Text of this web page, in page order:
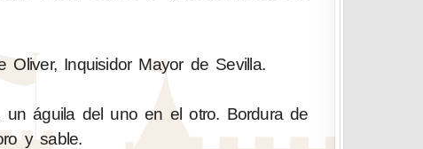
Inquisidor Mayor de Sevilla.
águila del uno en el otro. Bordura de
y sable.